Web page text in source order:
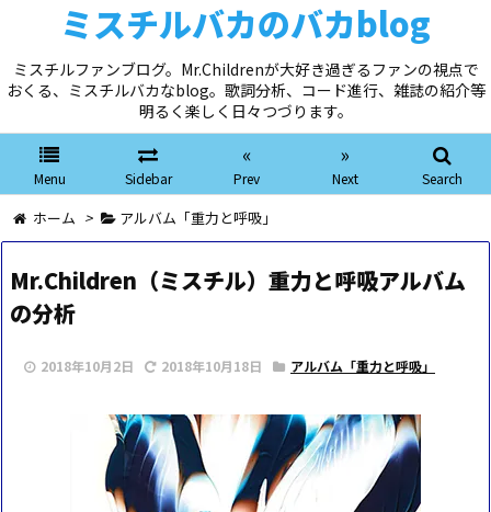
ミスチルバカのバカblog
ミスチルファンブログ。Mr.Childrenが大好き過ぎるファンの視点で
おくる、ミスチルバカなblog。歌詞分析、コード進行、雑誌の紹介等
明るく楽しく日々つづります。
Menu Sidebar
«
Prev
»
Next Search
ホーム > アルバム「重力と呼吸」
Mr.Children（ミスチル）重力と呼吸アルバム
の分析
2018年10月2日 2018年10月18日 アルバム「重力と呼吸」